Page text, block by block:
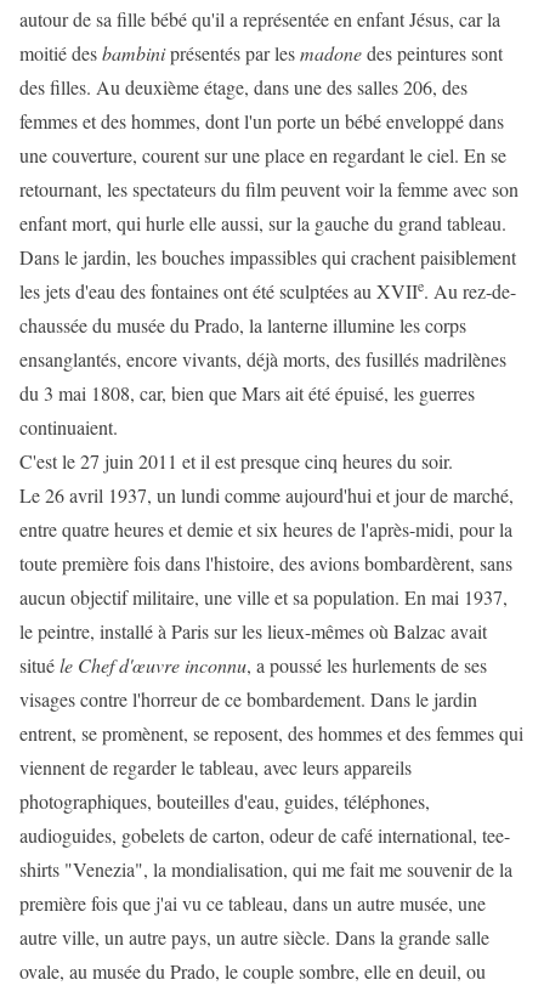
autour de sa fille bébé qu'il a représentée en enfant Jésus, car la
moitié desbambiniprésentés par lesmadonedes peintures sont
des filles. Au deuxième étage, dans une des salles 206, des
femmes et des hommes, dont l'un porte un bébé enveloppé dans
une couverture, courent sur une place en regardant le ciel. En se
retournant, les spectateurs du film peuvent voir la femme avec son
enfant mort, qui hurle elle aussi, sur la gauche du grand tableau.
Dans le jardin, les bouches impassibles qui crachent paisiblement
les jets d'eau des fontaines ont été sculptées au XVIIe. Au rez-de-
chaussée du musée du Prado, la lanterne illumine les corps
ensanglantés, encore vivants, déjà morts, des fusillés madrilènes
du 3 mai 1808, car, bien que Mars ait été épuisé, les guerres
continuaient.
C'est le 27 juin 2011 et il est presque cinq heures du soir.
Le 26 avril 1937, un lundi comme aujourd'hui et jour de marché,
entre quatre heures et demie et six heures de l'après-midi, pour la
toute première fois dans l'histoire, des avions bombardèrent, sans
aucun objectif militaire, une ville et sa population. En mai 1937,
le peintre, installé à Paris sur les lieux-mêmes où Balzac avait
situéle Chef d'œuvre inconnu, a poussé les hurlements de ses
visages contre l'horreur de ce bombardement. Dans le jardin
entrent, se promènent, se reposent, des hommes et des femmes qui
viennent de regarder le tableau, avec leurs appareils
photographiques, bouteilles d'eau, guides, téléphones,
audioguides, gobelets de carton, odeur de café international, tee-
shirts "Venezia", la mondialisation, qui me fait me souvenir de la
première fois que j'ai vu ce tableau, dans un autre musée, une
autre ville, un autre pays, un autre siècle. Dans la grande salle
ovale, au musée du Prado, le couple sombre, elle en deuil, ou